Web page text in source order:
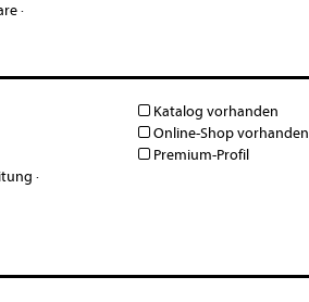
·
·
Katalog vorhanden
Online-Shop vorhanden
Premium-Profil